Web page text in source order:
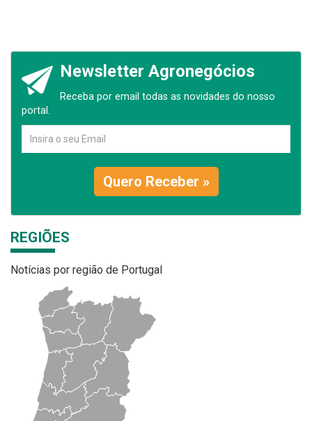
Newsletter Agronegócios
Receba por email todas as novidades do nosso
portal.
Quero Receber »
REGIÕES
Notícias por região de Portugal